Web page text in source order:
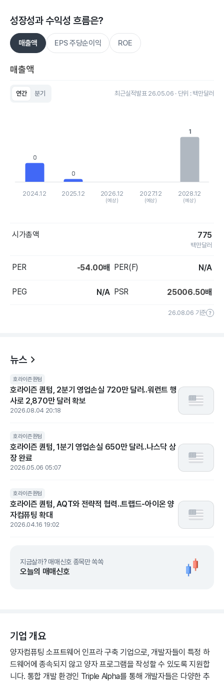
성장성과 수익성 흐름은?
매출액 EPS 주당순이익 ROE
매출액
연간 분기 최근실적발표 26.05.06 · 단위 : 백만달러
The chart has 1 Y axis displaying values. Data ranges from
0
0
0
0
11
2024.12 2025.12 2026.12
(예상)
2027.12
(예상)
2028.12
(예상)
시가총액 775
백만달러
PER -54.00배 PER(F) N/A
PEG N/A PSR 25006.50배
26.08.06 기준
뉴스
호라이즌퀀텀
호라이즌 퀀텀, 2분기 영업손실 720만 달러..워런트 행
사로 2,870만 달러 확보
2026.08.04 20:18
호라이즌퀀텀
호라이즌 퀀텀, 1분기 영업손실 650만 달러..나스닥 상
장 완료
2026.05.06 05:07
호라이즌퀀텀
호라이즌 퀀텀, AQT와 전략적 협력..트랩드-아이온 양
자컴퓨팅 확대
2026.04.16 19:02
지금살까? 매매신호 종목만 쏙쏙
오늘의 매매신호
기업 개요
양자컴퓨팅 소프트웨어 인프라 구축 기업으로, 개발자들이 특정 하
드웨어에 종속되지 않고 양자 프로그램을 작성할 수 있도록 지원합
니다. 통합 개발 환경인 Triple Alpha를 통해 개발자들은 다양한 추